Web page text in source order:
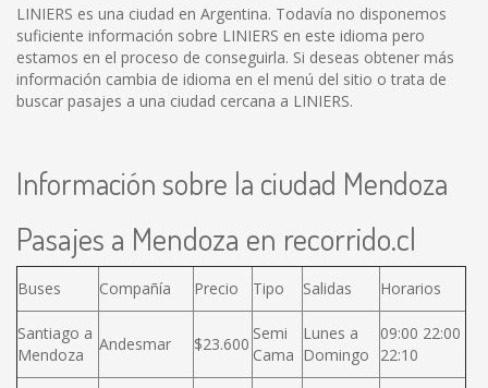
LINIERS es una ciudad en Argentina. Todavía no disponemos
suficiente información sobre LINIERS en este idioma pero
estamos en el proceso de conseguirla. Si deseas obtener más
información cambia de idioma en el menú del sitio o trata de
buscar pasajes a una ciudad cercana a LINIERS.
Información sobre la ciudad Mendoza
Pasajes a Mendoza en recorrido.cl
Buses Compañía Precio Tipo Salidas Horarios
Santiago a
Mendoza
Andesmar $23.600
Semi
Cama
Lunes a
Domingo
09:00 22:00
22:10